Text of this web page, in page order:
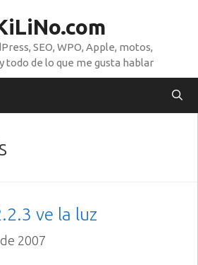
SEO, WPO, Apple, motos,
todo de lo que me gusta hablar
ve la luz
2007